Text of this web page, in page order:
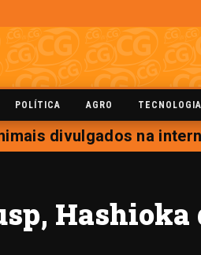
POLÍTICA AGRO TECNOLOGIA
divulgados na